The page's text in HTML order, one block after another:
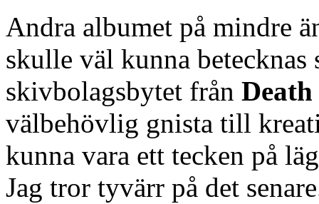
Andra albumet på mindre
skulle väl kunna betecknas
skivbolagsbytet från
välbehövlig gnista till
kunna vara ett tecken på
Jag tror tyvärr på det